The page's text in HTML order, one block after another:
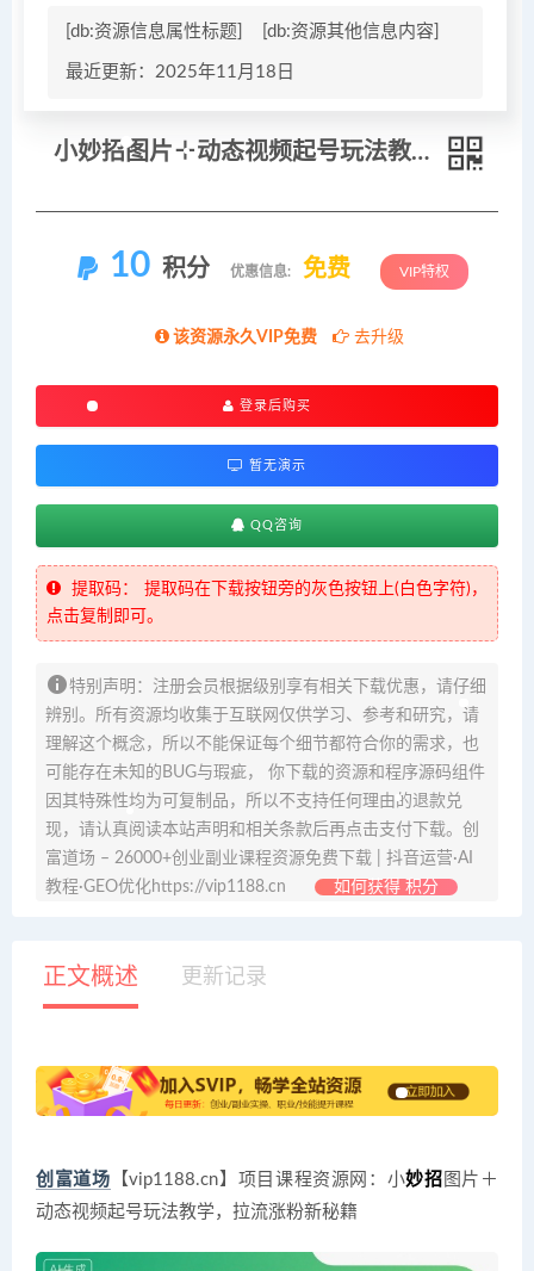
[db:资源信息属性标题] [db:资源其他信息内容]
最近更新：2025年11月18日
小妙招图片＋动态视频起号玩法教学，拉流涨粉新秘籍
10 积分 优惠信息: 免费 VIP特权
该资源永久VIP免费 去升级
登录后购买
暂无演示
QQ咨询
提取码：
提取码在下载按钮旁的灰色按钮上(白色字符)，
点击复制即可。
特别声明：注册会员根据级别享有相关下载优惠，请仔细
辨别。所有资源均收集于互联网仅供学习、参考和研究，请
理解这个概念，所以不能保证每个细节都符合你的需求，也
可能存在未知的BUG与瑕疵， 你下载的资源和程序源码组件
因其特殊性均为可复制品，所以不支持任何理由的退款兑
现，请认真阅读本站声明和相关条款后再点击支付下载。创
富道场 – 26000+创业副业课程资源免费下载 | 抖音运营·AI
教程·GEO优化https://vip1188.cn
如何获得 积分
正文概述 更新记录
创富道场 【vip1188.cn】项目课程资源网：小妙招 图片＋
动态视频起号玩法教学，拉流涨粉新秘籍